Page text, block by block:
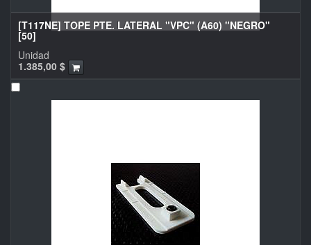
[T117NE] TOPE PTE. LATERAL "VPC" (A60) "NEGRO"
[50]
1.385,00 $
Unidad